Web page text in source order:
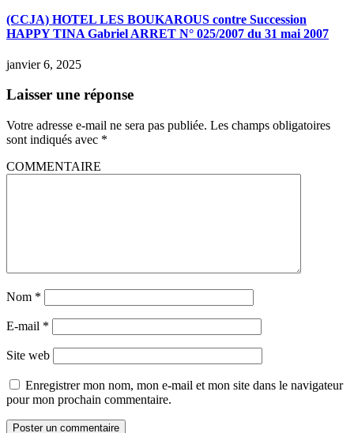
(CCJA) HOTEL LES BOUKAROUS contre Succession
HAPPY TINA Gabriel ARRET N° 025/2007 du 31 mai 2007
janvier 6, 2025
Laisser une réponse
Votre adresse e-mail ne sera pas publiée. Les champs obligatoires
sont indiqués avec *
COMMENTAIRE
Nom *
E-mail *
Site web
Enregistrer mon nom, mon e-mail et mon site dans le navigateur
pour mon prochain commentaire.